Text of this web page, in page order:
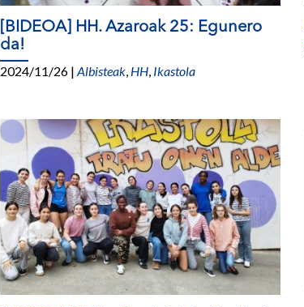
[BIDEOA] HH. Azaroak 25: Egunero
da!
2024/11/26 |Albisteak, HH, Ikastola